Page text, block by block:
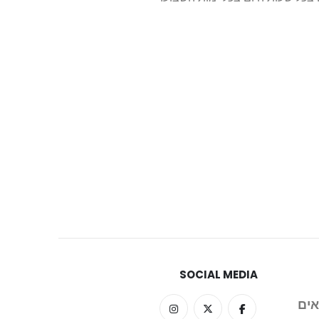
SOCIAL MEDIA